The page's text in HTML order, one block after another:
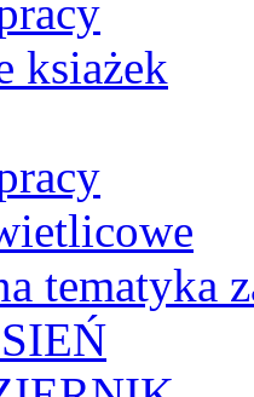
ksiażek
tematyka